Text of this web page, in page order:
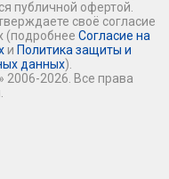
публичной офертой.
своё согласие
(подробнее Согласие на
и Политика защиты и
данных).
2006-2026. Все права